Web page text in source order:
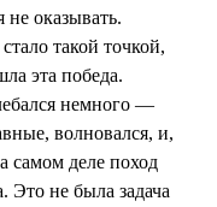
оказывать.
такой точкой,
эта победа.
немного —
волновался, и,
самом деле поход
не была задача